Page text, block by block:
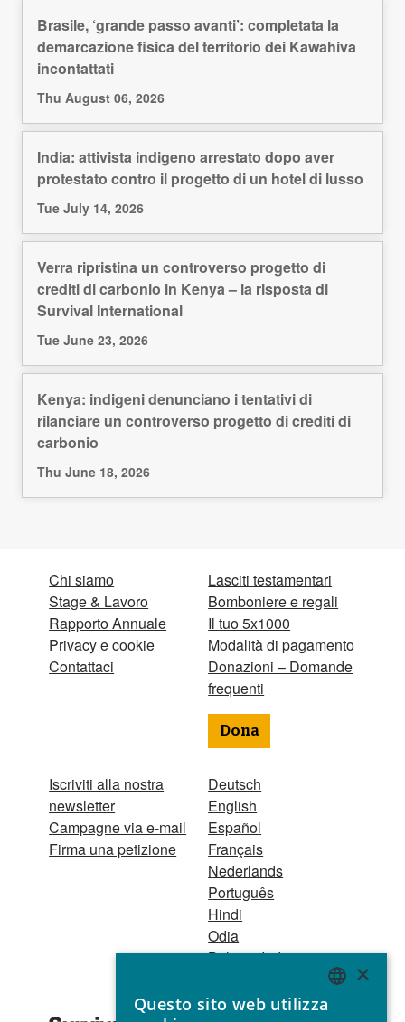
Brasile, ‘grande passo avanti’: completata la
demarcazione fisica del territorio dei Kawahiva
incontattati
Thu August 06, 2026
India: attivista indigeno arrestato dopo aver
protestato contro il progetto di un hotel di lusso
Tue July 14, 2026
Verra ripristina un controverso progetto di
crediti di carbonio in Kenya – la risposta di
Survival International
Tue June 23, 2026
Kenya: indigeni denunciano i tentativi di
rilanciare un controverso progetto di crediti di
carbonio
Thu June 18, 2026
Chi siamo
Stage & Lavoro
Rapporto Annuale
Privacy e cookie
Contattaci
Iscriviti alla nostra
newsletter
Campagne via e-mail
Firma una petizione
Lasciti testamentari
Bomboniere e regali
Il tuo 5x1000
Modalità di pagamento
Donazioni – Domande
frequenti
Dona
Deutsch
English
Español
Français
Nederlands
Português
Hindi
Odia
Bahasa Indonesia
Registro PersoneENGLISH
×
Questo sito web utilizza